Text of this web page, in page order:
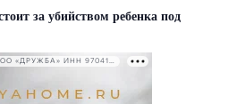
за убийством ребенка под
РЕКЛАМА • ООО «ДРУЖБА» ИНН 9704146411